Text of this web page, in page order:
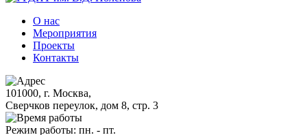
О нас
Мероприятия
Проекты
Контакты
101000, г. Москва,
Сверчков переулок, дом 8, стр. 3
Режим работы: пн. - пт.